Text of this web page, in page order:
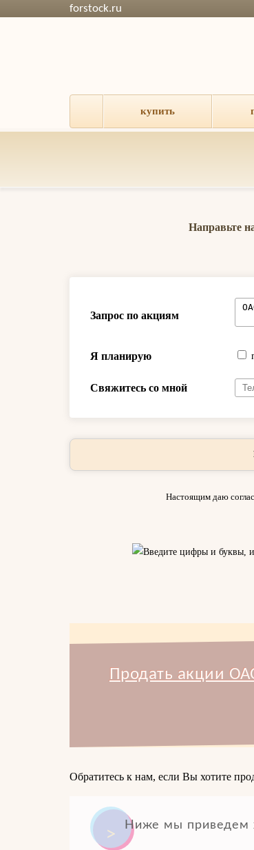
forstock.ru
купить
Направьте
Запрос по акциям
Я планирую
Свяжитесь со мной
Настоящим даю
Продать акции
Обратитесь к нам, если Вы хотите
Ниже мы приведем